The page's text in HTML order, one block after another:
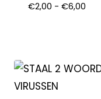
€2,00 - €6,00